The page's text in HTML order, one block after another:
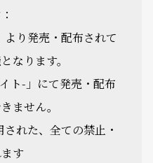
より発売・配布されて
なります。
ト-」にて発売・配布
ません。
れた、全ての禁止・
す